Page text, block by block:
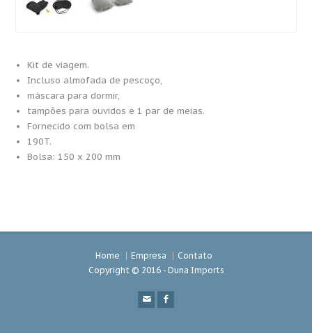
Kit de viagem.
Incluso almofada de pescoço,
máscara para dormir,
tampões para ouvidos e 1 par de meias.
Fornecido com bolsa em
190T.
Bolsa: 150 x 200 mm
Home Empresa
Contato
Copyright © 2016 - Duna Imports